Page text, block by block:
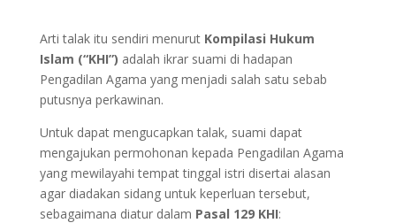
Arti talak itu sendiri menurut Kompilasi Hukum
Islam (“KHI”) adalah ikrar suami di hadapan
Pengadilan Agama yang menjadi salah satu sebab
putusnya perkawinan.
Untuk dapat mengucapkan talak, suami dapat
mengajukan permohonan kepada Pengadilan Agama
yang mewilayahi tempat tinggal istri disertai alasan
agar diadakan sidang untuk keperluan tersebut,
sebagaimana diatur dalam Pasal 129 KHI: